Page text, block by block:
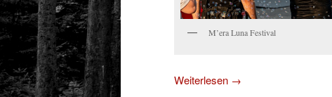
M’era Luna Festival
Weiterlesen →